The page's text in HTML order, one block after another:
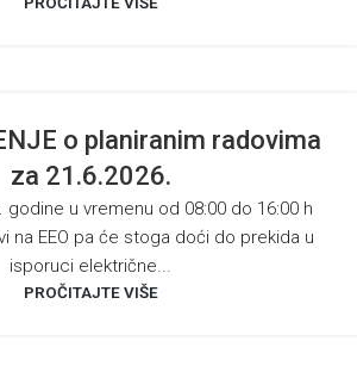
o planiranim radovima
za 21.6.2026.
godine u vremenu od 08:00 do 16:00 h
na EEO pa će stoga doći do prekida u
isporuci električne...
PROČITAJTE VIŠE